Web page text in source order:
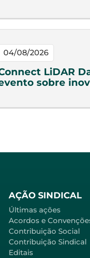
04/08/2026
LiDAR
sobre
AÇÃO SINDICAL
Últimas ações
Acordos e
Contribuição Social
Contribuição Sindical
Editais